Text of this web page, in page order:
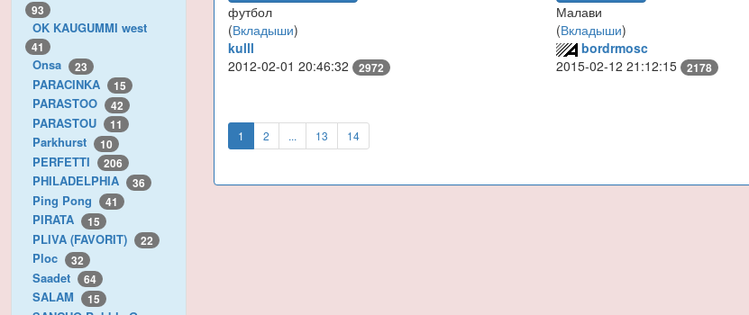
93
OK KAUGUMMI west
41
Onsa 23
PARACINKA 15
PARASTOO 42
PARASTOU 11
Parkhurst 10
PERFETTI 206
PHILADELPHIA 36
Ping Pong 41
PIRATA 15
PLIVA (FAVORIT) 22
Ploc 32
Saadet 64
SALAM 15
футбол
(Вкладыши)
kulll
2012-02-01 20:46:32
2972
Малави
(Вкладыши)
bordrmosc
2015-02-12 21:12:15 2178
1 2 ... 13 14